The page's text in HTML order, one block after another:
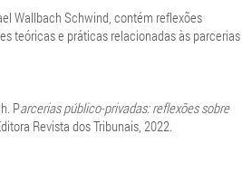
Wallbach Schwind, contém reflexões
teóricas e práticas relacionadas às parcerias
Parcerias público-privadas: reflexões sobre
Revista dos Tribunais, 2022.